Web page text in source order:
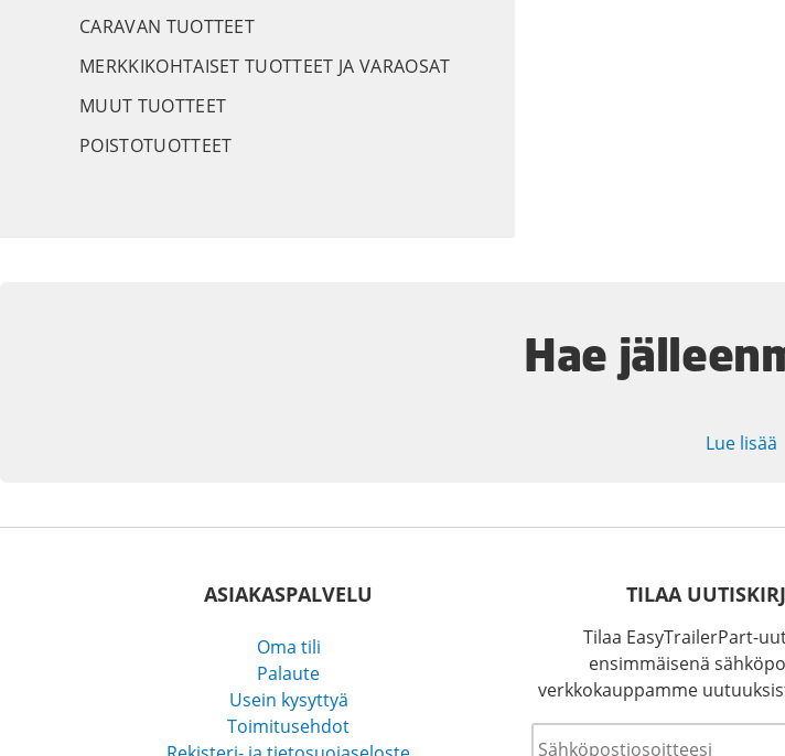
CARAVAN TUOTTEET
MERKKIKOHTAISET TUOTTEET JA VARAOSAT
MUUT TUOTTEET
POISTOTUOTTEET
Hae
Lue lisää
ASIAKASPALVELU
Oma tili
Palaute
Usein kysyttyä
Toimitusehdot
TILAA
Tilaa EasyTrailerPart-
ensimmäisenä
verkkokauppamme